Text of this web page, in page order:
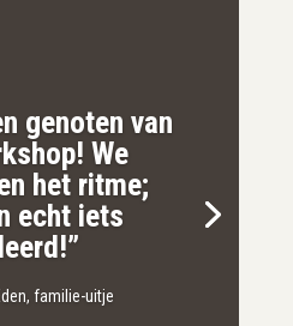
genoten van
We
het ritme;
echt iets
familie-uitje